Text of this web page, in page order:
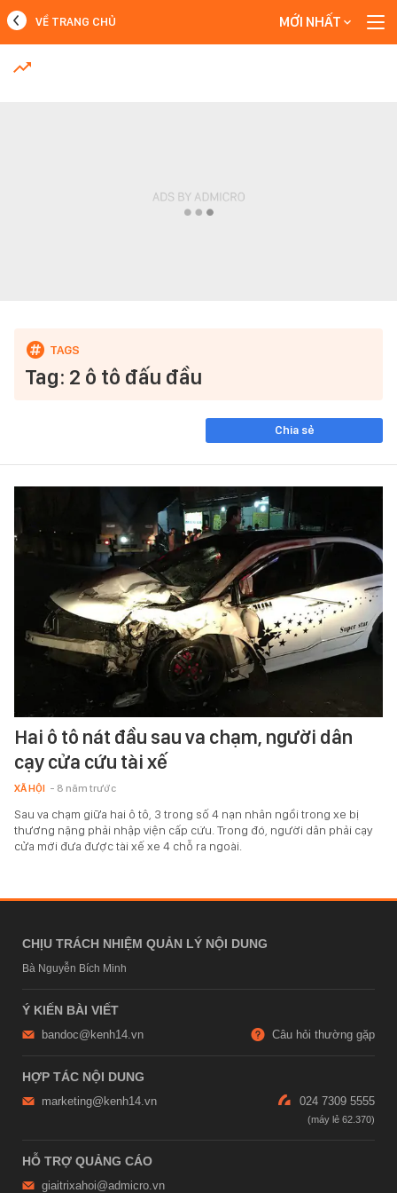
MỚI NHẤT
VỀ TRANG CHỦ MỚI NHẤT
Tag: 2 ô tô đấu đầu
Chia sẻ
Hai ô tô nát đầu sau va chạm, người dân
cạy cửa cứu tài xế
XÃ HỘI - 8 năm trước
Sau va chạm giữa hai ô tô, 3 trong số 4 nạn nhân ngồi trong xe bị
thương nặng phải nhập viện cấp cứu. Trong đó, người dân phải cạy
cửa mới đưa được tài xế xe 4 chỗ ra ngoài.
CHỊU TRÁCH NHIỆM QUẢN LÝ NỘI DUNG
Bà Nguyễn Bích Minh
Ý KIẾN BÀI VIẾT
bandoc@kenh14.vn Câu hỏi thường gặp
HỢP TÁC NỘI DUNG
marketing@kenh14.vn 024 7309 5555
HỖ TRỢ QUẢNG CÁO
giaitrixahoi@admicro.vn